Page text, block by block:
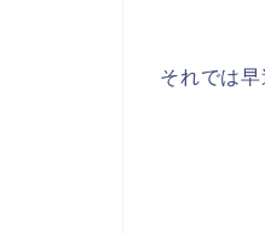
それでは